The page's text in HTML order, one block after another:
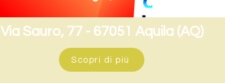
Via Sauro, 77 - 67051 Aquila (AQ)
Scopri di più